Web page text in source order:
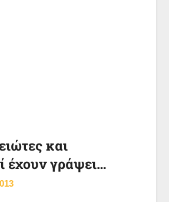
και
έχουν γράψει…